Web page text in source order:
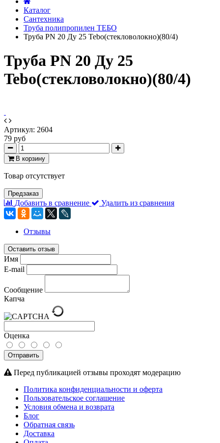
Каталог
Сантехника
Труба полипропилен ТЕБО
Труба PN 20 Ду 25 Tebo(стекловолокно)(80/4)
Труба PN 20 Ду 25
Tebo(стекловолокно)(80/4)
Артикул: 2604
79 руб
В корзину
Товар отсутствует
Предзаказ
Добавить в сравнение Удалить из сравнения
Отзывы
Оставить отзыв
Имя
E-mail
Сообщение
Капча
Оценка
Отправить
Перед публикацией отзывы проходят модерацию
Политика конфиденциальности и оферта
Пользовательское соглашение
Условия обмена и возврата
Блог
Обратная связь
Доставка